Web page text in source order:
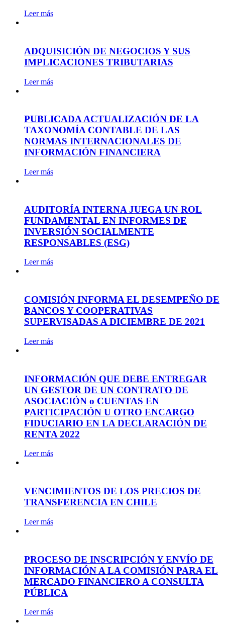
Leer más
ADQUISICIÓN DE NEGOCIOS Y SUS
IMPLICACIONES TRIBUTARIAS
Leer más
PUBLICADA ACTUALIZACIÓN DE LA
TAXONOMÍA CONTABLE DE LAS
NORMAS INTERNACIONALES DE
INFORMACIÓN FINANCIERA
Leer más
AUDITORÍA INTERNA JUEGA UN ROL
FUNDAMENTAL EN INFORMES DE
INVERSIÓN SOCIALMENTE
RESPONSABLES (ESG)
Leer más
COMISIÓN INFORMA EL DESEMPEÑO DE
BANCOS Y COOPERATIVAS
SUPERVISADAS A DICIEMBRE DE 2021
Leer más
INFORMACIÓN QUE DEBE ENTREGAR
UN GESTOR DE UN CONTRATO DE
ASOCIACIÓN o CUENTAS EN
PARTICIPACIÓN U OTRO ENCARGO
FIDUCIARIO EN LA DECLARACIÓN DE
RENTA 2022
Leer más
VENCIMIENTOS DE LOS PRECIOS DE
TRANSFERENCIA EN CHILE
Leer más
PROCESO DE INSCRIPCIÓN Y ENVÍO DE
INFORMACIÓN A LA COMISIÓN PARA EL
MERCADO FINANCIERO A CONSULTA
PÚBLICA
Leer más